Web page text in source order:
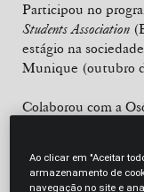
Participou no
Students Association
estágio na
Munique (outubro
Colaborou com a
"Inês Gouveia
Ao clicar em "Aceitar
armazenamento de
navegação no site e